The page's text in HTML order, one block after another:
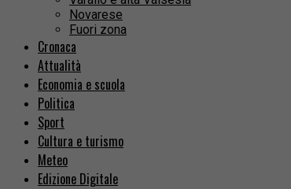
Novarese
Fuori zona
Cronaca
Attualità
Economia e scuola
Politica
Sport
Cultura e turismo
Meteo
Edizione Digitale